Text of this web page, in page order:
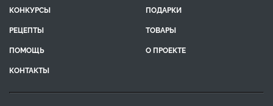
КОНКУРСЫ
ПОДАРКИ
РЕЦЕПТЫ
ТОВАРЫ
ПОМОЩЬ
О ПРОЕКТЕ
КОНТАКТЫ